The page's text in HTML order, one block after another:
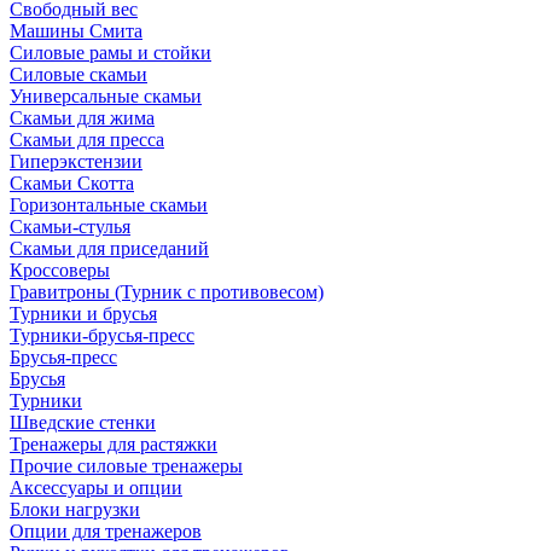
Свободный вес
Машины Смита
Силовые рамы и стойки
Силовые скамьи
Универсальные скамьи
Скамьи для жима
Скамьи для пресса
Гиперэкстензии
Скамьи Скотта
Горизонтальные скамьи
Скамьи-стулья
Скамьи для приседаний
Кроссоверы
Гравитроны (Турник с противовесом)
Турники и брусья
Турники-брусья-пресс
Брусья-пресс
Брусья
Турники
Шведские стенки
Тренажеры для растяжки
Прочие силовые тренажеры
Аксессуары и опции
Блоки нагрузки
Опции для тренажеров